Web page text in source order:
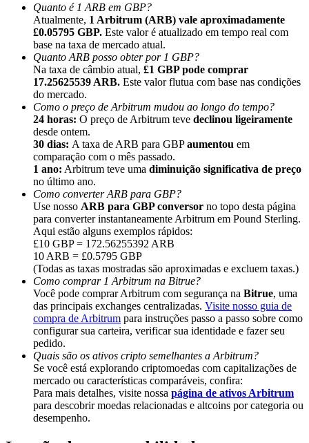
Indicação
Convide um amigo para receber recompensas em dinheiro
BTC Welcome Rewards
BTC Welcome Rewards
Deposit & Trade BTC to Share 25000 USDT prize pool!
Deposit CASHCAT & Win
Share 500000 CASHCAT prize pool
Quanto é 1 ARB em GBP?
Atualmente, 1 Arbitrum (ARB) vale aproximadamente
£0.05795 GBP. Este valor é atualizado em tempo real com
base na taxa de mercado atual.
Quanto ARB posso obter por 1 GBP?
Na taxa de câmbio atual, £1 GBP pode comprar
17.25625539 ARB. Este valor flutua com base nas condições
do mercado.
Como o preço de Arbitrum mudou ao longo do tempo?
24 horas: O preço de Arbitrum teve declinou ligeiramente
desde ontem.
30 dias: A taxa de ARB para GBPaumentou em
comparação com o mês passado.
1 ano: Arbitrum teve uma diminuição significativa de preço
no último ano.
Como converter ARB para GBP?
Use nosso ARB para GBP conversor no topo desta página
para converter instantaneamente Arbitrum em Pound Sterling.
Aqui estão alguns exemplos rápidos:
£10 GBP = 172.56255392 ARB
10 ARB = £0.5795 GBP
(Todas as taxas mostradas são aproximadas e excluem taxas.)
Como comprar 1 Arbitrum na Bitrue?
Você pode comprar Arbitrum com segurança na Bitrue, uma
das principais exchanges centralizadas. Visite nosso guia de
compra de Arbitrum para instruções passo a passo sobre como
configurar sua carteira, verificar sua identidade e fazer seu
pedido.
Quais são os ativos cripto semelhantes a Arbitrum?
Se você está explorando criptomoedas com capitalizações de
mercado ou características comparáveis, confira:
Para mais detalhes, visite nossa página de ativos Arbitrum
para descobrir moedas relacionadas e altcoins por categoria ou
desempenho.